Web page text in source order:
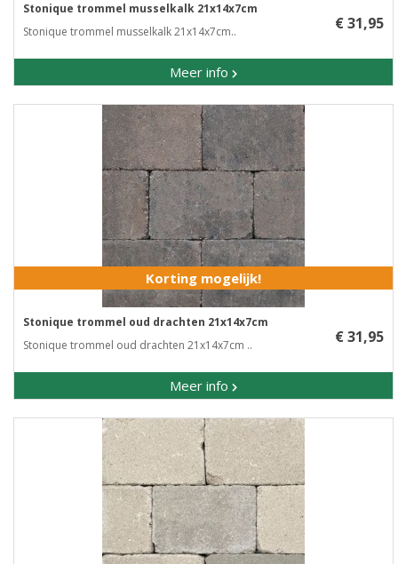
Stonique trommel musselkalk 21x14x7cm
Stonique trommel musselkalk 21x14x7cm..
Meer info
€ 31,95
Korting mogelijk!
Stonique trommel oud drachten 21x14x7cm
Stonique trommel oud drachten 21x14x7cm ..
Meer info
€ 31,95